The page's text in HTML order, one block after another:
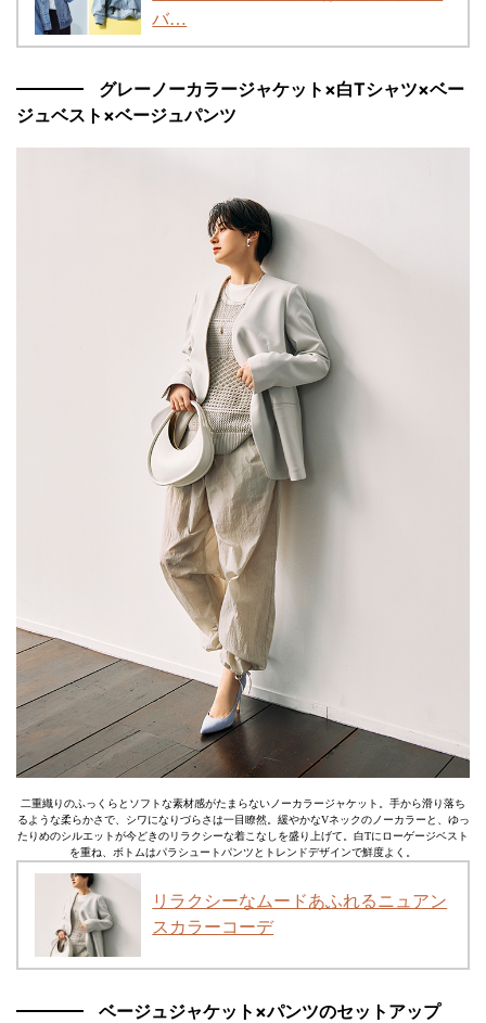
バ…
グレーノーカラージャケット×白Tシャツ×ベー
ジュベスト×ベージュパンツ
二重織りのふっくらとソフトな素材感がたまらないノーカラージャケット。手から滑り落ち
るような柔らかさで、シワになりづらさは一目瞭然。緩やかなVネックのノーカラーと、ゆっ
たりめのシルエットが今どきのリラクシーな着こなしを盛り上げて。白Tにローゲージベスト
を重ね、ボトムはパラシュートパンツとトレンドデザインで鮮度よく。
リラクシーなムードあふれるニュアン
スカラーコーデ
ベージュジャケット×パンツのセットアップ